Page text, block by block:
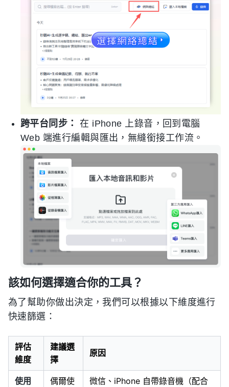
跨平台同步：
在 iPhone 上錄音，回到電腦
Web 端進行編輯與匯出，無縫銜接工作流。
該如何選擇適合你的工具？
為了幫助你做出決定，我們可以根據以下維度進行
快速篩選：
評估
維度
建議選
擇
原因
使用
偶爾使
微信、iPhone 自帶錄音機（配合